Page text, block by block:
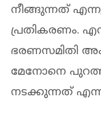
നീങ്ങുന്നത്
പ്രതികരണം.
ഭരണസമിതി
മേനോനെ
നടക്കുന്നത്